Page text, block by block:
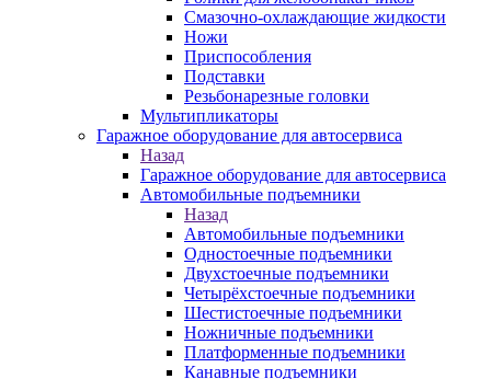
Смазочно-охлаждающие жидкости
Ножи
Приспособления
Подставки
Резьбонарезные головки
Мультипликаторы
Гаражное оборудование для автосервиса
Назад
Гаражное оборудование для автосервиса
Автомобильные подъемники
Назад
Автомобильные подъемники
Одностоечные подъемники
Двухстоечные подъемники
Четырёхстоечные подъемники
Шестистоечные подъемники
Ножничные подъемники
Платформенные подъемники
Канавные подъемники